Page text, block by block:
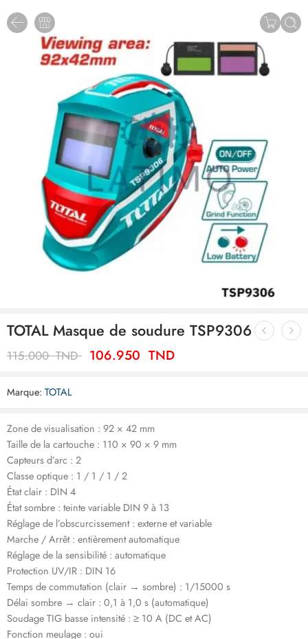
TOTAL Masque de soudure TSP9306
115.000TND 106.950 TND
Marque: TOTAL
Zone de visualisation : 92 × 42 mm
Taille de la cartouche : 110 × 90 × 9 mm
Capteurs d’arc : 2
Classe optique : 1 / 1 / 1 / 2
État clair : DIN 4
État sombre : teinte variable DIN 9 à 13
Réglage de l’obscurcissement : externe et variable
Marche / Arrêt : entièrement automatique
Réglage de la sensibilité : automatique
Protection UV/IR : DIN 16
Temps de commutation (clair → sombre) : 1/15000 s
Délai sombre → clair : 0,1 à 1,0 s (automatique)
Soudage TIG basse intensité : ≥ 10 A (DC et AC)
Fonction meulage : oui